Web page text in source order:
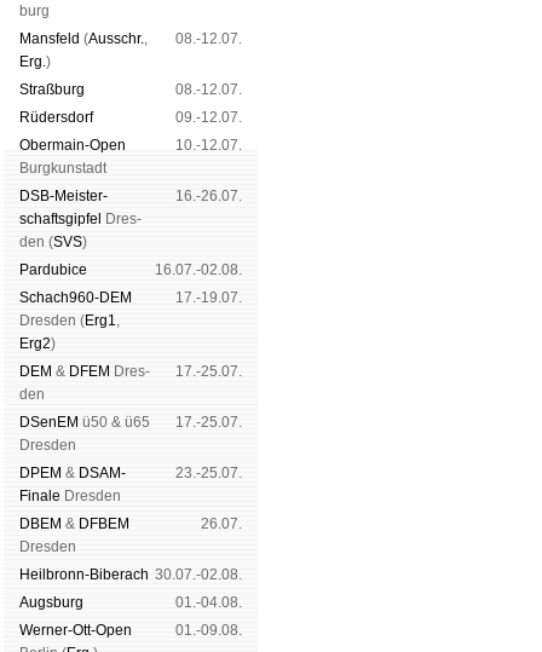
burg
Mans­feld (Aus­schr.,
Erg.)
08.-12.07.
Straß­burg
08.-12.07.
Rüders­dorf
09.-12.07.
Ober­main-Open
Burg­kun­stadt
10.-12.07.
DSB-Meister­
schafts­gipfel
Dres­
den (SVS)
16.-26.07.
Pardu­bice
16.07.-02.08.
Schach960-DEM
Dres­den (Erg1,
Erg2)
17.-19.07.
DEM & DFEM Dres­
den
17.-25.07.
DSenEM ü50 & ü65
Dres­den
17.-25.07.
DPEM & DSAM-
Finale Dres­den
23.-25.07.
DBEM & DFBEM
Dres­den
26.07.
Heil­bronn-Bi­ber­ach 30.07.-02.08.
Augs­burg
01.-04.08.
Werner-Ott-Open
01.-09.08.